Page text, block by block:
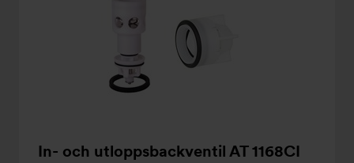
In- och utloppsbackventil AT 1168CI